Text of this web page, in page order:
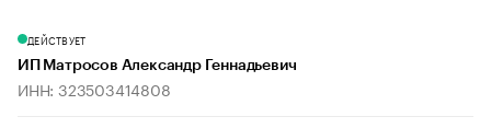
ДЕЙСТВУЕТ
ИП Матросов Александр Геннадьевич
ИНН: 323503414808